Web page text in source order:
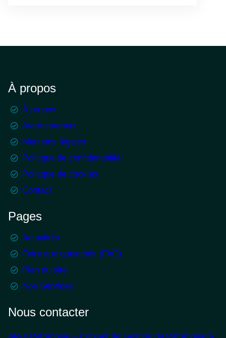
À propos
À propos
Avertissement
Mentions légales
Politique de confidentialité
Politique de cookies
Contact
Pages
Actualités
Foire aux questions (FAQ)
Plan du site
Nos Services
Nous contacter